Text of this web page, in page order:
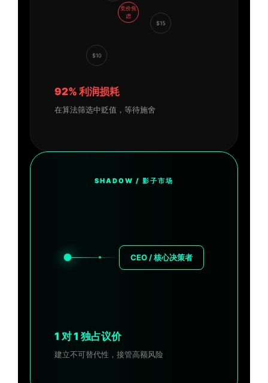
$15
$10
竞价焦
虑
92% 利润损耗
在算法筛选中贬值，等待施舍
SHADOW / 影子市场
CEO / 核心决策者
1 对 1 独占议价
建立不可替代性，接管高额风险